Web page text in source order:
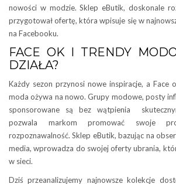
nowości w modzie. Sklep eButik, doskonale
przygotował ofertę, która wpisuje się w
na Facebooku.
FACE OK I TRENDY
DZIAŁA?
Każdy sezon przynosi nowe inspiracje, a Face
moda ożywa na nowo. Grupy modowe, posty
sponsorowane są bez wątpienia
pozwala markom promować swoje
rozpoznawalność. Sklep eButik, bazując na
media, wprowadza do swojej oferty ubrania,
w sieci.
Dziś przeanalizujemy najnowsze kolekcje